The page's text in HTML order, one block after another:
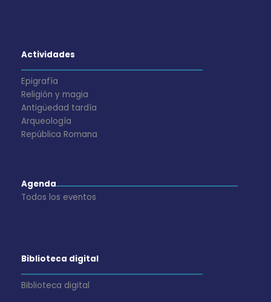
Actividades
Epigrafía
Religión y magia
Antigüedad tardía
Arqueología
República Romana
Agenda
Todos los eventos
Biblioteca digital
Biblioteca digital